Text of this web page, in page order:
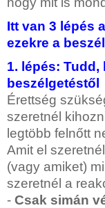
Itt van 3 lépés
ezekre a
1. lépés:
beszélgetéstől
Érettség
szeretnél
legtöbb felnőtt
Amit el
(vagy amiket)
szeretnél a
- Csak simán